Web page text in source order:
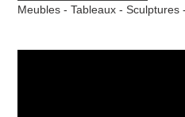
Meubles - Tableaux - Sculptures -